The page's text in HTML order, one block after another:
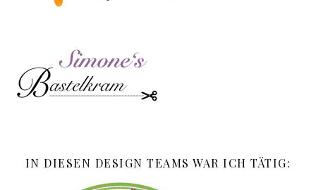
IN DIESEN DESIGN TEAMS WAR ICH TÄTIG: